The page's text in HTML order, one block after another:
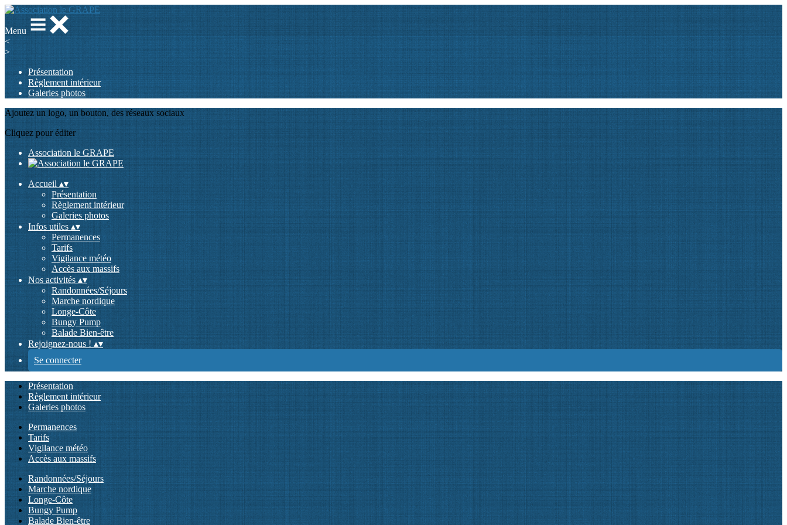
Menu
<
>
Présentation
Règlement intérieur
Galeries photos
Ajoutez un logo, un bouton, des réseaux sociaux
Cliquez pour éditer
Association le GRAPE
Accueil ▴▾
Présentation
Règlement intérieur
Galeries photos
Infos utiles ▴▾
Permanences
Tarifs
Vigilance météo
Accès aux massifs
Nos activités ▴▾
Randonnées/Séjours
Marche nordique
Longe-Côte
Bungy Pump
Balade Bien-être
Rejoignez-nous ! ▴▾
Se connecter
Présentation
Règlement intérieur
Galeries photos
Permanences
Tarifs
Vigilance météo
Accès aux massifs
Randonnées/Séjours
Marche nordique
Longe-Côte
Bungy Pump
Balade Bien-être